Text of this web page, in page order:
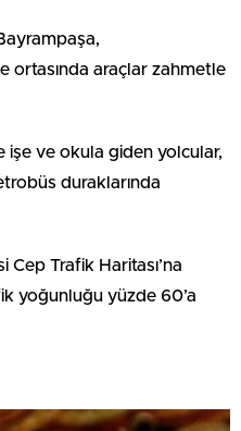
ortasında araçlar zahmetle
işe ve okula giden yolcular,
duraklarında
Cep Trafik Haritası’na
yoğunluğu yüzde 60’a